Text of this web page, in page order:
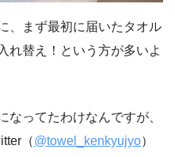
、まず最初に届いたタオル
れ替え！という方が多いよ
なってたわけなんですが、
（@towel_kenkyujyo）